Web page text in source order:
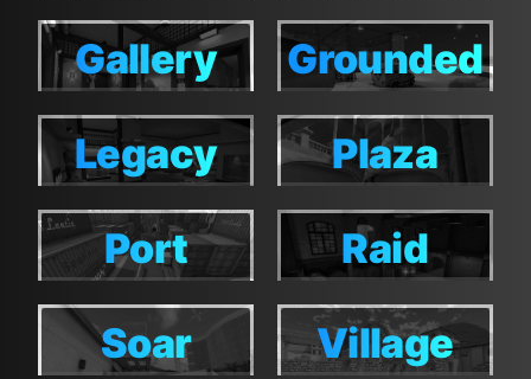
Gallery
Gallery Grounded
Grounded
Legacy
Legacy Plaza
Plaza
Port
Port Raid
Raid
Soar
Soar Village
Village